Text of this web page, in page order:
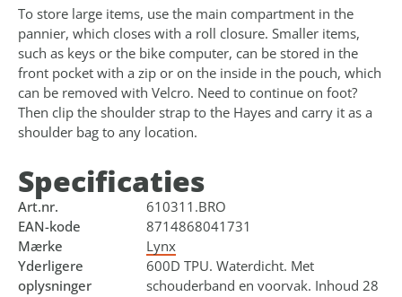
To store large items, use the main compartment in the
pannier, which closes with a roll closure. Smaller items,
such as keys or the bike computer, can be stored in the
front pocket with a zip or on the inside in the pouch, which
can be removed with Velcro. Need to continue on foot?
Then clip the shoulder strap to the Hayes and carry it as a
shoulder bag to any location.
Specificaties
Art.nr.
610311.BRO
EAN-kode
8714868041731
Mærke
Lynx
Yderligere
oplysninger
600D TPU. Waterdicht. Met
schouderband en voorvak. Inhoud 28